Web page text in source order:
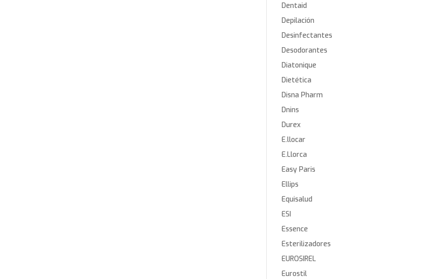
Dentaid
Depilación
Desinfectantes
Desodorantes
Diatonique
Dietética
Disna Pharm
Dnins
Durex
E.llocar
E.Llorca
Easy Paris
Ellips
Equisalud
ESI
Essence
Esterilizadores
EUROSIREL
Eurostil